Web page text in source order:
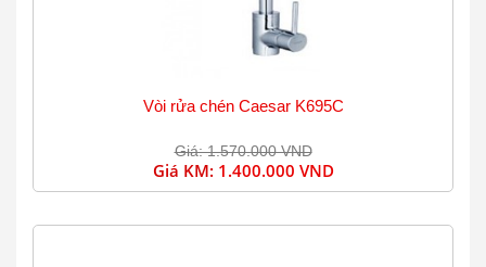
Vòi rửa chén Caesar K695C
Giá: 1.570.000 VND
Giá KM: 1.400.000 VND